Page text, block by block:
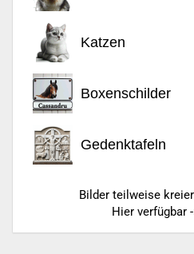
Katzen
Boxenschilder
Gedenktafeln
Bilder teilweise
Hier verfügbar